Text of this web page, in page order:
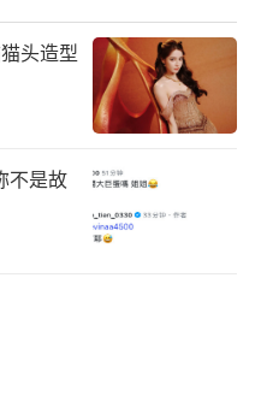
头造型
不是故